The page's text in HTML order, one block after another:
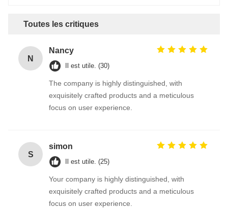
Toutes les critiques
N
Nancy
Il est utile. (30)
The company is highly distinguished, with
exquisitely crafted products and a meticulous
focus on user experience.
S
simon
Il est utile. (25)
Your company is highly distinguished, with
exquisitely crafted products and a meticulous
focus on user experience.